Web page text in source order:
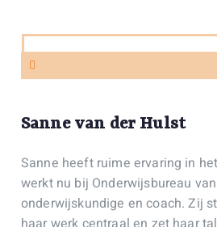
Sanne van der Hulst
Sanne heeft ruime ervaring in
werkt nu bij Onderwijsbureau
onderwijskundige en coach. Zij